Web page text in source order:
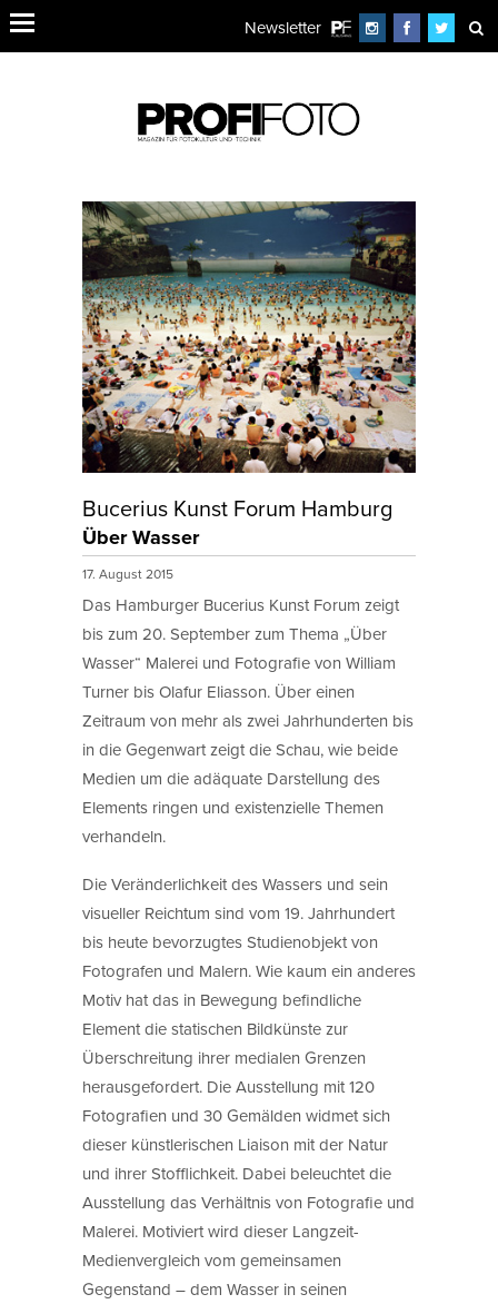
Newsletter
Bucerius Kunst Forum Hamburg
Über Wasser
17. August 2015
Das Hamburger Bucerius Kunst Forum zeigt
bis zum 20. September zum Thema „Über
Wasser“ Malerei und Fotografie von William
Turner bis Olafur Eliasson. Über einen
Zeitraum von mehr als zwei Jahrhunderten bis
in die Gegenwart zeigt die Schau, wie beide
Medien um die adäquate Darstellung des
Elements ringen und existenzielle Themen
verhandeln.
Die Veränderlichkeit des Wassers und sein
visueller Reichtum sind vom 19. Jahrhundert
bis heute bevorzugtes Studienobjekt von
Fotografen und Malern. Wie kaum ein anderes
Motiv hat das in Bewegung befindliche
Element die statischen Bildkünste zur
Überschreitung ihrer medialen Grenzen
herausgefordert. Die Ausstellung mit 120
Fotografien und 30 Gemälden widmet sich
dieser künstlerischen Liaison mit der Natur
und ihrer Stofflichkeit. Dabei beleuchtet die
Ausstellung das Verhältnis von Fotografie und
Malerei. Motiviert wird dieser Langzeit-
Medienvergleich vom gemeinsamen
Gegenstand – dem Wasser in seinen